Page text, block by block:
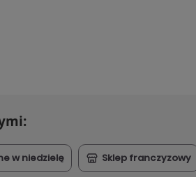
w niedzielę Sklep franczyzowy